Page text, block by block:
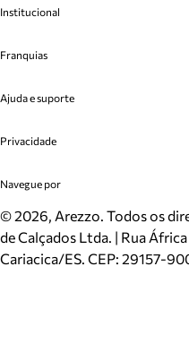
Institucional
Cashback
Venda Corporativa
Mapa do Site
Inverno
Mundo Arezzo
Franquias
Plano de Negócio
Ajuda e suporte
Cadastro
Meus Pedidos
Trocas e Devoluções
Cartão Presente
Localizador de lojas
Privacidade
Politica e Privacidade
Navegue por
Sapatos
Bolsas
Scarpins
©2026, Arezzo. Todos os
de Calçados Ltda. | Rua
Cariacica/ES. CEP: 29157-